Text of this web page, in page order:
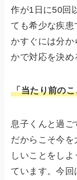
作が1日に50回
ても希少な疾
かすぐには分
かで対応を決め
「当たり前の
息子くんと過ご
だからこそ今
しいことをし
ています。今